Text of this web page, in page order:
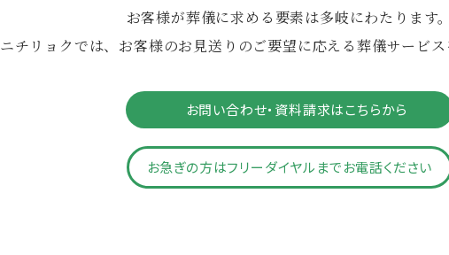
お客様が葬儀に求める要素は多岐にわたります。
ニチリョクでは、お客様のお見送りのご要望に応える葬儀サービス
お問い合わせ・資料請求はこちらから
お急ぎの方はフリーダイヤルまでお電話ください